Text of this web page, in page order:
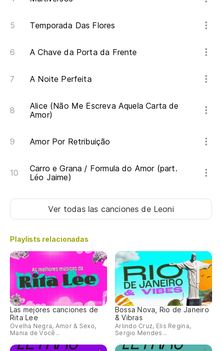
Temporada Das Flores
A Chave da Porta da Frente
A Noite Perfeita
Alice (Não Me Escreva Aquela Carta de
Amor)
Amor Por Retribuição
Carro e Grana / Formula do Amor (part.
Léo Jaime)
Ver todas las cancionesde Leoni
Playlists relacionadas
Las mejores canciones de
Rita Lee
Ovelha Negra, Amor & Sexo,
Mania de Você...
Bossa Nova, Rio de Janeiro
& Vibras
Arlindo Cruz, Elis Regina,
Sergio Mendes...